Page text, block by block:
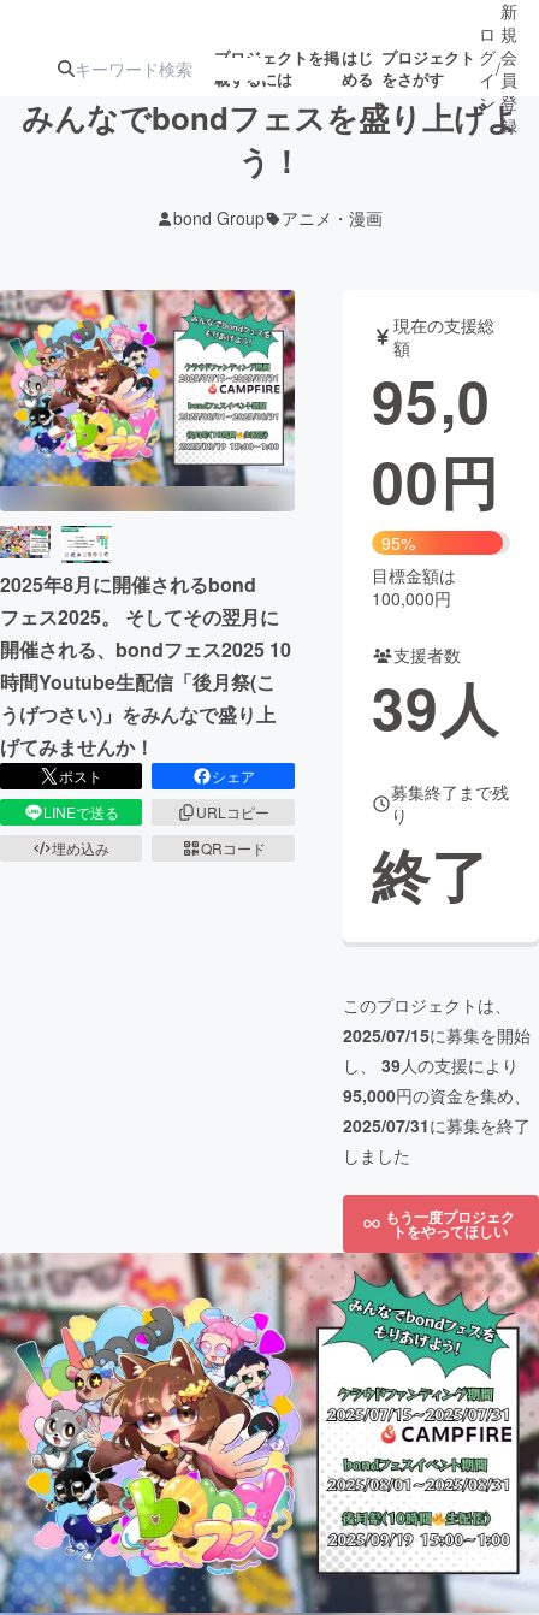
プロジェクトを掲
載するには
はじ
める
プロジェクト
をさがす
ジェクト
ロジェクト
アート・写真 音楽
テクノロジー・ガジェット ゲーム・
映像・映画 書籍・雑誌
ビジネス・起業 チャレンジ
まちづくり・地域活性化
CAMPFIRE for Social Good
CAMPFIRE Creation
CAMPFIREふるさと納税
コミュニティ
ロ
グ
イ
ン
/
新
規
会
員
登
録
みんなでbondフェスを盛り上げよ
う！
bond Group アニメ・漫画
2025年8月に開催されるbond
フェス2025。 そしてその翌月に
開催される、bondフェス2025 10
時間Youtube生配信「後月祭(こ
うげつさい)」をみんなで盛り上
げてみませんか！
ポスト
シェア
LINEで送る
URLコピー
埋め込み
QRコード
現在の支援総
額
95,0
00円
95%
目標金額は
100,000円
支援者数
39人
募集終了まで残
り
終了
このプロジェクトは、
2025/07/15に募集を開始
し、 39人の支援により
95,000円の資金を集め、
2025/07/31に募集を終了
しました
もう一度プロジェク
トをやってほしい